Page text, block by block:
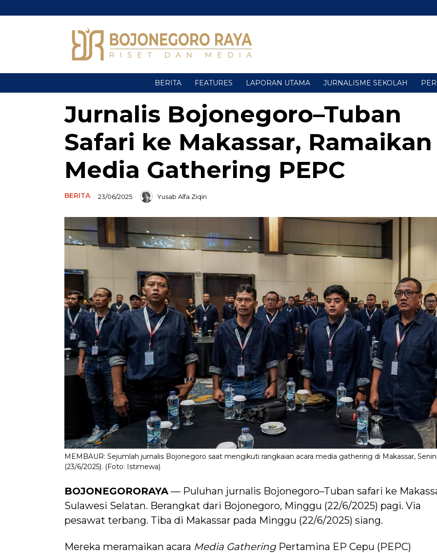
BERITA FEATURES LAPORAN UTAMA JURNALISME SEKOLAH
Jurnalis Bojonegoro–Tuban
Safari ke Makassar, Ramaikan
Media Gathering PEPC
BERITA 23/06/2025 Yusab Alfa Ziqin
MEMBAUR: Sejumlah jurnalis Bojonegoro saat mengikuti rangkaian acara media gathering di Makassar, Senin
(23/6/2025). (Foto: Istimewa)
BOJONEGORORAYA — Puluhan jurnalis Bojonegoro–Tuban safari ke
Sulawesi Selatan. Berangkat dari Bojonegoro, Minggu (22/6/2025) pagi. Via
pesawat terbang. Tiba di Makassar pada Minggu (22/6/2025) siang.
Mereka meramaikan acara Media Gathering Pertamina EP Cepu (PEPC)